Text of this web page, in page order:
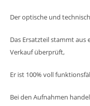
Der optische und
Das Ersatzteil stammt
Verkauf überprüft,
Er ist 100% voll
Bei den Aufnahmen